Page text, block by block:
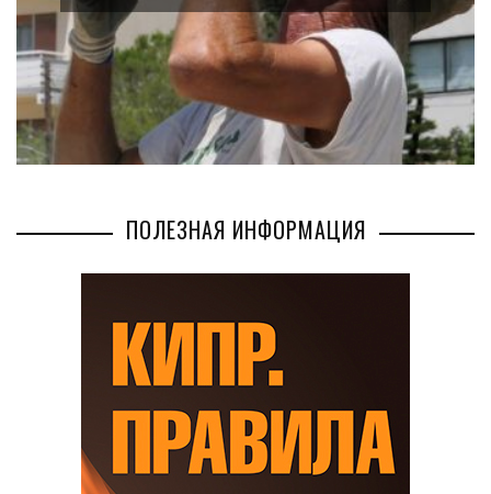
БИЗНЕС AUG
ПОЛЕЗНАЯ ИНФОРМАЦИЯ